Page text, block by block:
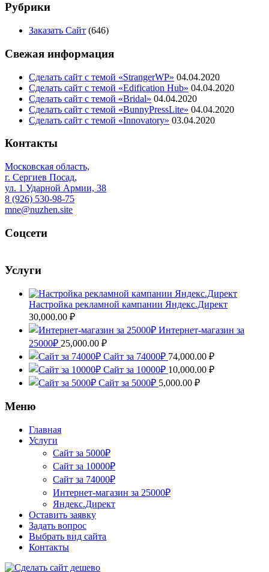
Рубрики
Заказать Сайт (646)
Свежая информация
Сделать сайт с темой «StrangerWP» 04.04.2020
Сделать сайт с темой «Edification Hub» 04.04.2020
Сделать сайт с темой «Bridal» 04.04.2020
Сделать сайт с темой «BunnyPressLite» 04.04.2020
Сделать сайт с темой «Innovatory» 03.04.2020
Контакты
Московская область,
г. Сергиев Посад,
ул. 1 Ударной Армии, 38
8 (926) 530-98-75
mne@nuzhen.site
Соцсети
Услуги
Настройка рекламной кампании Яндекс.Директ
30,000.00 ₽
Интернет-магазин за
25000₽ 25,000.00 ₽
Сайт за 74000₽ 74,000.00 ₽
Сайт за 10000₽ 10,000.00 ₽
Сайт за 5000₽ 5,000.00 ₽
Меню
Главная
Услуги
Сайт за 5000₽
Сайт за 10000₽
Сайт за 74000₽
Интернет-магазин за 25000₽
Яндекс.Директ
Оставить заявку
Задать вопрос
Выбрать вид сайта
Контакты